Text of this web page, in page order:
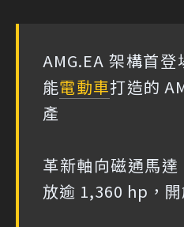
AMG.EA 架構首
能電動車打造的
產
革新軸向磁通馬
放逾 1,360 hp，